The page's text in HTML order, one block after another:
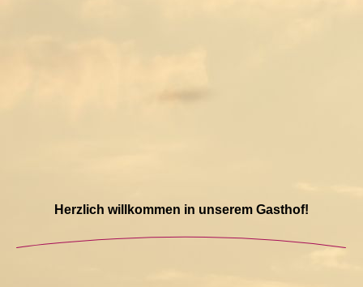
Herzlich willkommen in unserem Gasthof!